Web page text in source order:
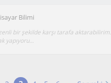
Bilimi
bir şekilde karşı tarafa aktarabilirim.
yapıyoru...